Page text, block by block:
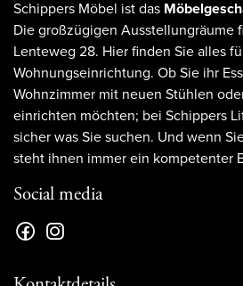
Schippers Möbel ist das
Die großzügigen Ausstellungräume
Lenteweg 28. Hier finden Sie alles
Wohnungseinrichtung. Ob Sie ihr
Wohnzimmer mit neuen Stühlen
einrichten möchten; bei Schippers
sicher was Sie suchen. Und wenn
steht ihnen immer ein kompetenter
Social media